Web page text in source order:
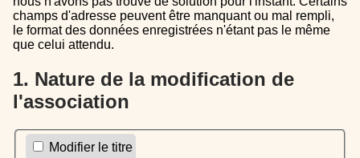
champs d'adresse peuvent être manquant ou mal rempli,
le format des données enregistrées n'étant pas le même
que celui attendu.
1. Nature de la modification de
l'association
Modifier le titre